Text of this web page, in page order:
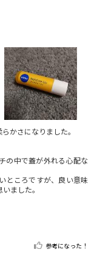
かさになりました。
の中で蓋が外れる心配な
ところですが、良い意味
ました。
参考になった！